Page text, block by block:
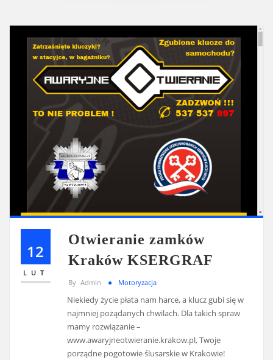
12
LUT
Otwieranie zamków
Kraków KSERGRAF
By Admin Motoryzacja
Niekiedy życie płata nam harce, a klucz gubi się w
najmniej pożądanych chwilach. Dla takich spraw
mamy rozwiązanie –
www.awaryjneotwieranie.krakow.pl, Twoje
porządne pogotowie ślusarskie w Krakowie!